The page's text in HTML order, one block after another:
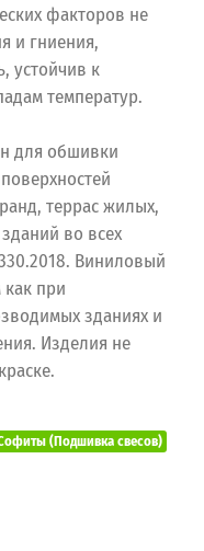
факторов не
и гниения,
устойчив к
температур.
для обшивки
террас жилых,
во всех
Виниловый
при
зданиях и
Изделия не
(Подшивка свесов)